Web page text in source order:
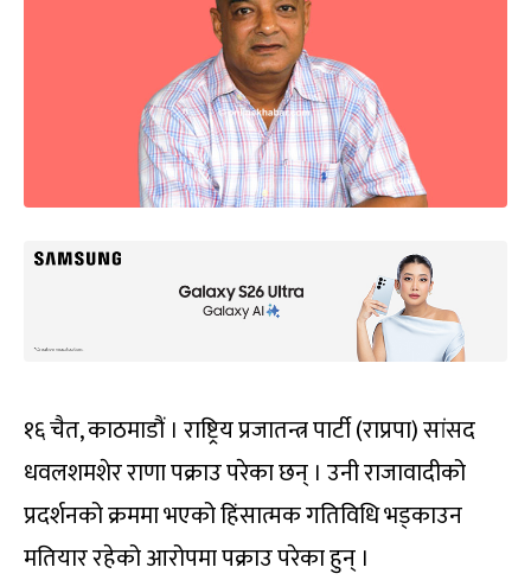
१६ चैत, काठमाडौं । राष्ट्रिय प्रजातन्त्र पार्टी (राप्रपा) सांसद
धवलशमशेर राणा पक्राउ परेका छन् । उनी राजावादीको
प्रदर्शनको क्रममा भएको हिंसात्मक गतिविधि भड्काउन
मतियार रहेको आरोपमा पक्राउ परेका हुन् ।